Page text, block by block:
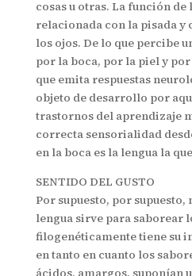
cosas u otras. La función de
relacionada con la pisada
los ojos. De lo que percibe
por la boca, por la piel y
que emita respuestas
objeto de desarrollo por
trastornos del aprendizaje
correcta sensorialidad
en la boca es la lengua la
SENTIDO DEL GUSTO
Por supuesto, por
lengua sirve para saborear
filogenéticamente tiene su
en tanto en cuanto los
ácidos, amargos, suponían